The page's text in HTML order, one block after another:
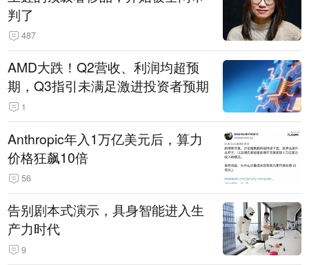
判了
487
AMD大跌！Q2营收、利润均超预
期，Q3指引未满足激进投资者预期
1
Anthropic年入1万亿美元后，算力
价格狂飙10倍
56
告别剧本式演示，具身智能进入生
产力时代
9